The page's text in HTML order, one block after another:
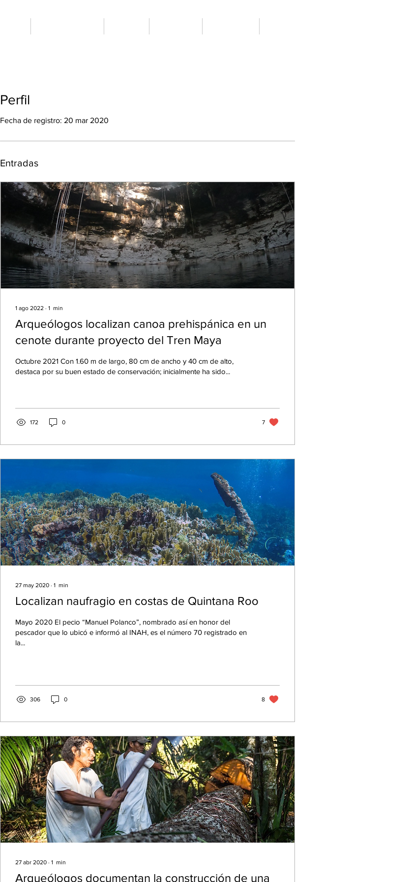
Perfil
Fecha de registro: 20 mar 2020
Entradas
1 ago 2022 ∙ 1 min
Arqueólogos localizan canoa prehispánica en un
cenote durante proyecto del Tren Maya
Octubre 2021 Con 1.60 m de largo, 80 cm de ancho y 40 cm de alto,
destaca por su buen estado de conservación; inicialmente ha sido...
172 0 7
27 may 2020 ∙ 1 min
Localizan naufragio en costas de Quintana Roo
Mayo 2020 El pecio “Manuel Polanco”, nombrado así en honor del
pescador que lo ubicó e informó al INAH, es el número 70 registrado en
la...
306 0 8
27 abr 2020 ∙ 1 min
Arqueólogos documentan la construcción de una